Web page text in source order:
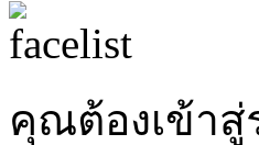
คุณต้องเข้า